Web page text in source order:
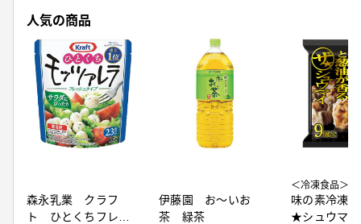
人気の商品
森永乳業 クラフ
ト ひとくちフレッ
伊藤園 お～いお
茶 緑茶
＜冷凍食品＞
味の素冷凍
★シュウマイ